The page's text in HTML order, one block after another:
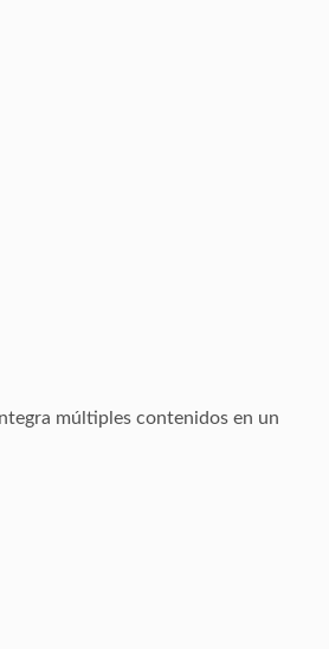
múltiples contenidos en un